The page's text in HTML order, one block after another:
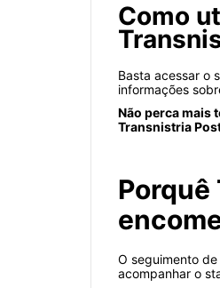
Como
Basta acessar o
informações
Não perca mais
Transnistria
O seguimento
acompanhar o